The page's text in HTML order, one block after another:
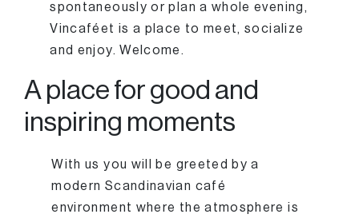
spontaneously or plan a whole evening,
Vincaféet is a place to meet, socialize
and enjoy. Welcome.
A place for good and
inspiring moments
With us you will be greeted by a
modern Scandinavian café
environment where the atmosphere is